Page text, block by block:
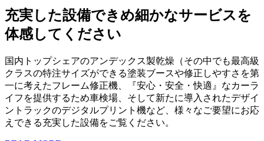
充実した設備できめ細かなサービスを
体感してください
国内トップシェアのアンデックス製乾燥（その中でも最高級
クラスの特注サイズができる塗装ブースや修正しやすさを第
一に考えたフレーム修正機、『安心・安全・快適』なカーラ
イフを提供するため車検場、そして新たに導入されたデザイ
ントラックのデジタルプリント機など、様々なご要望にお応
えできる充実した設備をご覧ください。